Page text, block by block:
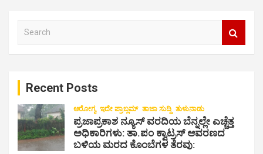
Recent Posts
ಆರೋಗ್ಯ ಇದೇ ಪ್ರಾಬ್ಲಮ್ ತಾಜಾ ಸುದ್ದಿ ತುಳುನಾಡು
ಪ್ರಜಾಪ್ರಕಾಶ ನ್ಯೂಸ್ ವರದಿಯ ಬೆನ್ನಲ್ಲೇ ಎಚ್ಚೆತ್ತ
ಅಧಿಕಾರಿಗಳು: ತಾ.ಪಂ ಕ್ವಾಟ್ರಸ್ ಆವರಣದ
ಬಳಿಯ ಮರದ ಕೊಂಬೆಗಳ ತೆರವು: